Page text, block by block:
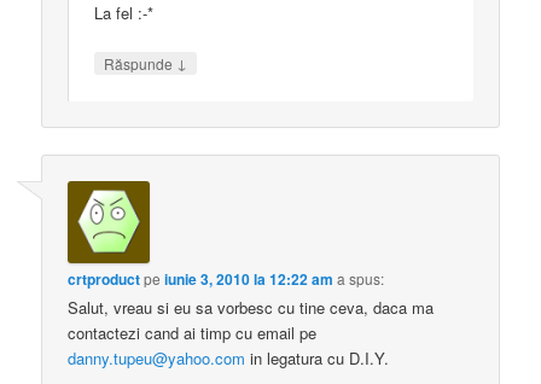
La fel :-*
Răspunde ↓
crtproductpeiunie 3, 2010 la 12:22 am a spus:
Salut, vreau si eu sa vorbesc cu tine ceva, daca ma
contactezi cand ai timp cu email pe
danny.tupeu@yahoo.com in legatura cu D.I.Y.